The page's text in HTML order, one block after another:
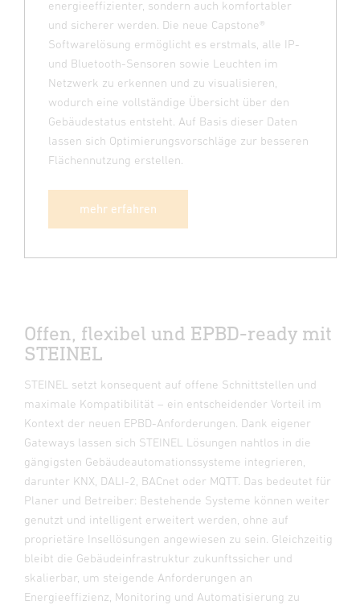
energieeffizienter, sondern auch komfortabler
und sicherer werden. Die neue Capstone®
Softwarelösung ermöglicht es erstmals, alle IP-
und Bluetooth-Sensoren sowie Leuchten im
Netzwerk zu erkennen und zu visualisieren,
wodurch eine vollständige Übersicht über den
Gebäudestatus entsteht. Auf Basis dieser Daten
lassen sich Optimierungsvorschläge zur besseren
Flächennutzung erstellen.
mehr erfahren
Offen, flexibel und EPBD-ready mit
STEINEL
STEINEL setzt konsequent auf offene Schnittstellen und
maximale Kompatibilität – ein entscheidender Vorteil im
Kontext der neuen EPBD-Anforderungen. Dank eigener
Gateways lassen sich STEINEL Lösungen nahtlos in die
gängigsten Gebäudeautomationssysteme integrieren,
darunter KNX, DALI-2, BACnet oder MQTT. Das bedeutet für
Planer und Betreiber: Bestehende Systeme können weiter
genutzt und intelligent erweitert werden, ohne auf
proprietäre Insellösungen angewiesen zu sein. Gleichzeitig
bleibt die Gebäudeinfrastruktur zukunftssicher und
skalierbar, um steigende Anforderungen an
Energieeffizienz, Monitoring und Automatisierung zu